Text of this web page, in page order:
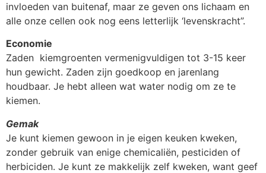
invloeden van buitenaf, maar ze geven ons lichaam en
alle onze cellen ook nog eens letterlijk ‘levenskracht”.
Economie
Zaden kiemgroenten vermenigvuldigen tot 3-15 keer
hun gewicht. Zaden zijn goedkoop en jarenlang
houdbaar. Je hebt alleen wat water nodig om ze te
kiemen.
Gemak
Je kunt kiemen gewoon in je eigen keuken kweken,
zonder gebruik van enige chemicaliën, pesticiden of
herbiciden. Je kunt ze makkelijk zelf kweken, want geef